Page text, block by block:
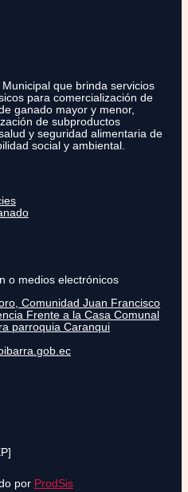
que brinda servicios
para comercialización de
ganado mayor y menor,
de subproductos
y seguridad alimentaria de
social y ambiental.
o medios electrónicos
Comunidad Juan Francisco
Frente a la Casa Comunal
parroquia Caranqui
por ProdSis